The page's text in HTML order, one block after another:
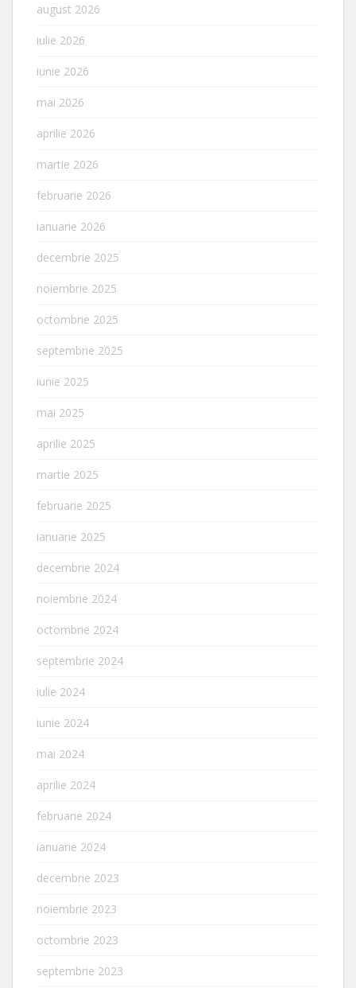
august 2026
iulie 2026
iunie 2026
mai 2026
aprilie 2026
martie 2026
februarie 2026
ianuarie 2026
decembrie 2025
noiembrie 2025
octombrie 2025
septembrie 2025
iunie 2025
mai 2025
aprilie 2025
martie 2025
februarie 2025
ianuarie 2025
decembrie 2024
noiembrie 2024
octombrie 2024
septembrie 2024
iulie 2024
iunie 2024
mai 2024
aprilie 2024
februarie 2024
ianuarie 2024
decembrie 2023
noiembrie 2023
octombrie 2023
septembrie 2023